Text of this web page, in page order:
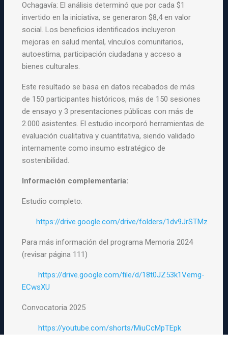
Ochagavía: El análisis determinó que por cada $1
invertido en la iniciativa, se generaron $8,4 en valor
social. Los beneficios identificados incluyeron
mejoras en salud mental, vínculos comunitarios,
autoestima, participación ciudadana y acceso a
bienes culturales.
Este resultado se basa en datos recabados de más
de 150 participantes históricos, más de 150 sesiones
de ensayo y 3 presentaciones públicas con más de
2.000 asistentes. El estudio incorporó herramientas de
evaluación cualitativa y cuantitativa, siendo validado
internamente como insumo estratégico de
sostenibilidad.
Información complementaria:
Estudio completo:
https://drive.google.com/drive/folders/1dv9JrSTMz
Para más información del programa Memoria 2024
(revisar página 111)
https://drive.google.com/file/d/18t0JZ53k1Vemg-
ECwsXU
Convocatoria 2025
https://youtube.com/shorts/MiuCcMpTEpk